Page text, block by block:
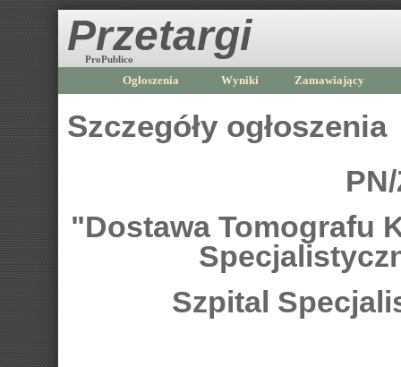
Przetargi
ProPublico
Ogłoszenia Wyniki Zamawiający
Szczegóły ogłoszenia
"Dostawa Tomografu
Szpital